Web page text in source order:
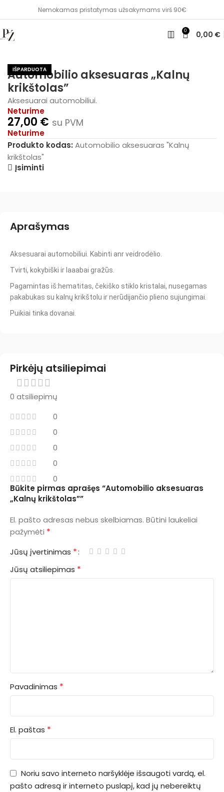
Nemokamas pristatymas užsakymams virš 90€
0 0,00 €
IŠPARDUOTA
Automobilio aksesuaras „Kalnų
krikštolas”
Aksesuarai automobiliui.
Neturime
27,00 € su PVM
Neturime
Produkto kodas: Automobilio aksesuaras "Kalnų
krikštolas"
Įsiminti
Aprašymas
Aksesuarai automobiliui. Kabinti anr veidrodėlio.
Tvirti, kokybiški ir laaabai gražūs.
Pagamintas iš:hematitas, čekiško stiklo kristalai, nusegamas
pakabukas su kalnų krikštolu ir nerūdijančio plieno sujungimai.
Puikiai tinka dovanai.
Pirkėjų atsiliepimai
0 atsiliepimų
0
0
0
0
0
Būkite pirmas aprašęs “Automobilio aksesuaras
„Kalnų krikštolas””
El. pašto adresas nebus skelbiamas. Būtini laukeliai
pažymėti *
Jūsų įvertinimas *
Jūsų atsiliepimas *
Pavadinimas *
El. paštas *
Noriu savo interneto naršyklėje išsaugoti vardą, el.
pašto adresą ir interneto puslapį, kad jų nebereiktų